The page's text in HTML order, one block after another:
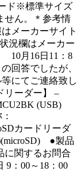
ド※標準サイズ
せん。＊参考情
メーカーサイト
況欄はメーカー
10月16日11：8
回答でしたが、
にてご連絡致し
リーダー】 –
(USB)
カードリーダ
●製品
に関するお問合
9：00～18：00